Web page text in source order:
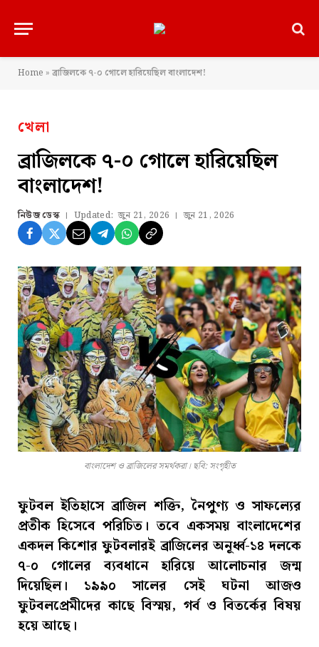
Home » ব্রাজিলকে ৭-০ গোলে হারিয়েছিল বাংলাদেশ!
খেলা
ব্রাজিলকে ৭-০ গোলে হারিয়েছিল
বাংলাদেশ!
নিউজ ডেস্ক Updated: জুন 21, 2026 জুন 21, 2026
বাংলাদেশ ও ব্রাজিলের সমর্থকরা। ছবি: সংগৃহীত
ফুটবল ইতিহাসে ব্রাজিল শক্তি, নৈপুণ্য ও সাফল্যের
প্রতীক হিসেবে পরিচিত। তবে একসময় বাংলাদেশের
একদল কিশোর ফুটবলারই ব্রাজিলের অনূর্ধ্ব-১৪ দলকে
৭-০ গোলের ব্যবধানে হারিয়ে আলোচনার জন্ম
দিয়েছিল। ১৯৯০ সালের সেই ঘটনা আজও
ফুটবলপ্রেমীদের কাছে বিস্ময়, গর্ব ও বিতর্কের বিষয়
হয়ে আছে।